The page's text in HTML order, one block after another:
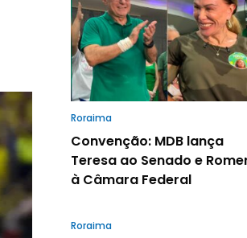
Roraima
Convenção: MDB lança
Teresa ao Senado e
à Câmara Federal
Roraima